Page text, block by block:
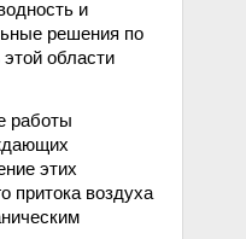
и
решения по
области
работы
этих
притока воздуха